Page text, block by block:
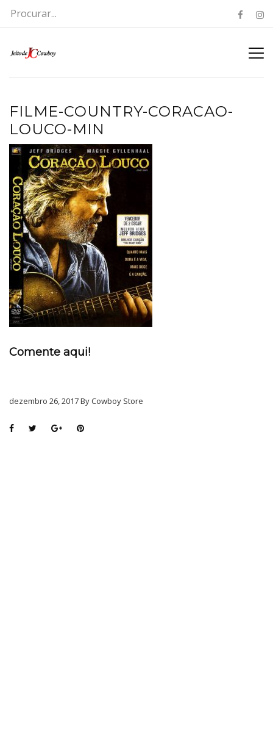
FILME-COUNTRY-CORACAO-
LOUCO-MIN
Comente aqui!
dezembro 26, 2017 By Cowboy Store